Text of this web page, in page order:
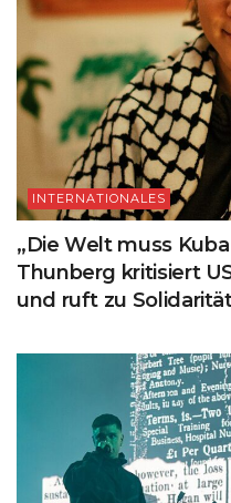
INTERNATIONALES
„Die Welt muss
Thunberg kritisiert
und ruft zu